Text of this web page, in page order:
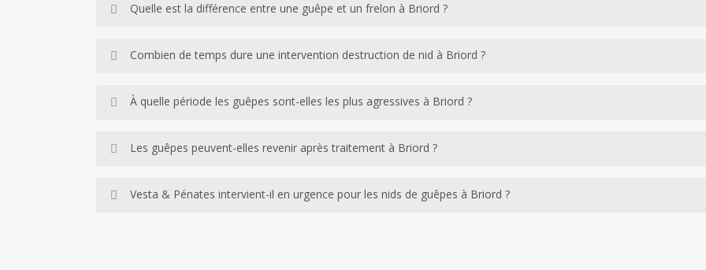
un technicien Certibiocide équipé peut intervenir en sécurité et garantir l’élimination complète du nid.
Quelle est la différence entre une guêpe et un frelon à Briord ?
mais moins agressif. Le frelon asiatique, présent en Ain, est une espèce invasive particulièrement dangereuse pour
Combien de temps dure une intervention destruction de nid à Briord ?
Une destruction de nid de guêpes à Briord dure généralement entre 30 minutes et 1h30 selon l’emplacement et
l’installation d’un échafaudage ou d’une nacelle — ce qui allonge la durée. Le nid peut être retiré immédiatement ou
À quelle période les guêpes sont-elles les plus agressives à Briord ?
période, elles sont moins agressives mais un nid perturbé reste dangereux à tout moment de l’année.
Les guêpes peuvent-elles revenir après traitement à Briord ?
nidification (accès aux combles, cavités souterraines) ne sont pas corrigées après l’intervention. Vesta & Pénates
Vesta & Pénates intervient-il en urgence pour les nids de guêpes à Briord ?